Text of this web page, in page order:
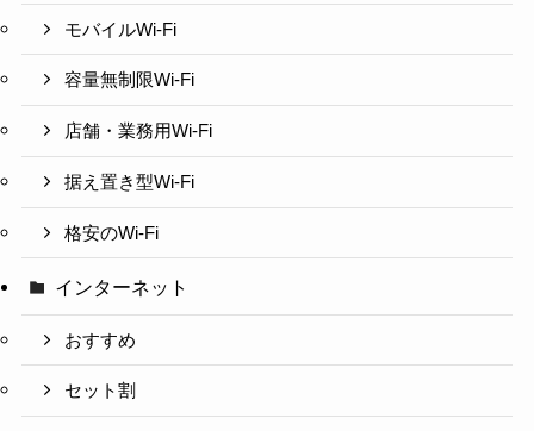
モバイルWi-Fi
容量無制限Wi-Fi
店舗・業務用Wi-Fi
据え置き型Wi-Fi
格安のWi-Fi
インターネット
おすすめ
セット割